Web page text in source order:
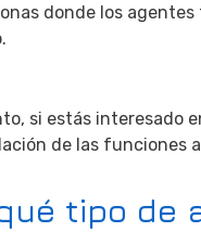
donde los
si estás interesado
de las funciones
tipo de